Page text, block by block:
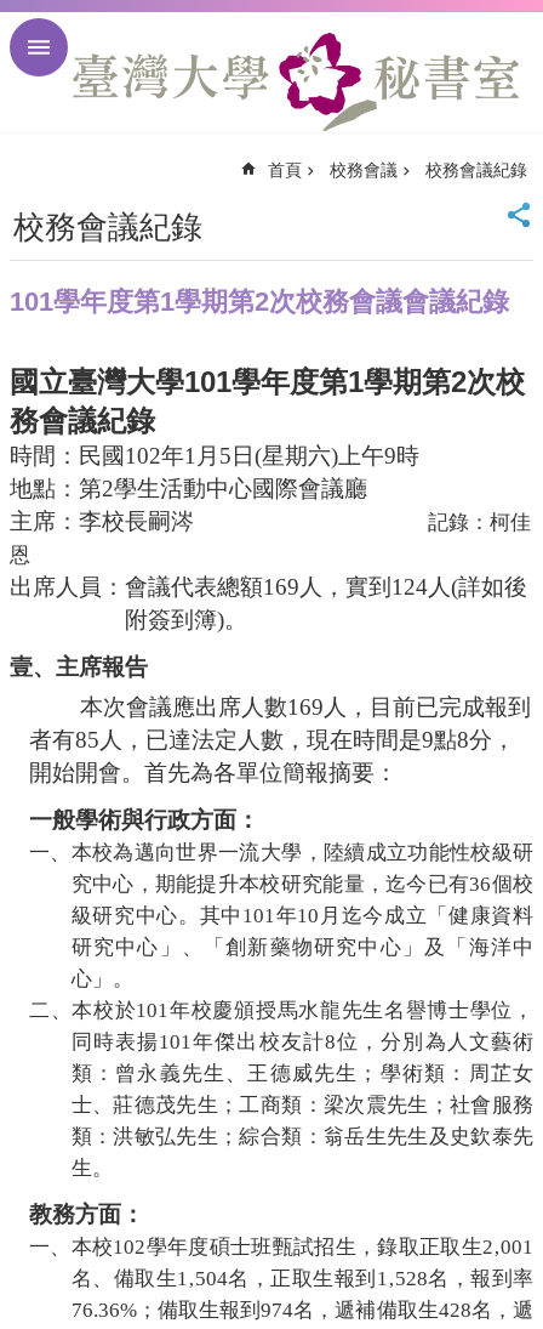
跳到主要內容區塊
頁
臺
大
首
臺
大
校
訊
English
網
站
覽
問
關
於
隊
首頁 校務會議 校務會議紀錄
校務會議紀錄
101學年度第1學期第2次校務會議會議紀錄
國立臺灣大學101學年度第1學期第2次校
務會議紀錄
時間：民國102年1 月 5 日(星期六) 上午9時
地點：第2學生活動中心國際會議廳
主席：李校長嗣涔
記錄：柯佳
恩
出席人員：會議代表總額169 人，實到 124人(詳如後
附簽到簿)。
壹、主席報告
本次會議應出席人數169 人，目前已完成報到
者有85 人，已達法定人數，現在時間是9點8分，
開始開會。首先為各單位簡報摘要：
一般學術與行政方面：
一、本校為邁向世界一流大學，陸續成立功能性校級研
究中心，期能提升本校研究能量，迄今已有36個校
級研究中心。其中 101年10 月迄今成立「健康資料
研究中心」、「創新藥物研究中心」及「海洋中
心」。
二、本校於101年校慶頒授馬水龍先生名譽博士學位，
同時表揚101年傑出校友計8位，分別為人文藝術
類：曾永義先生、王德威先生；學術類：周芷女
士、莊德茂先生；工商類：梁次震先生；社會服務
類：洪敏弘先生；綜合類：翁岳生先生及史欽泰先
生。
教務方面：
一、本校102學年度碩士班甄試招生，錄取正取生2‚001
名、備取生1‚504名，正取生報到 1‚528名，報到率
76.36%；備取生報到974名，遞補備取生428名，遞